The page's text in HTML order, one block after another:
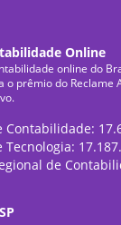
Online
online do
o prêmio do Reclame
Contabilidade:
Tecnologia:
de